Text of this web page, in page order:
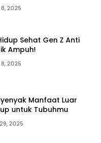
2025
Sehat Gen Z Anti
Ampuh!
2025
Luar
untuk Tubuhmu
2025